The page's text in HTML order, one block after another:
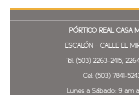
PÓRTICO REAL CASA
ESCALÓN - CALLE EL
Tel: (503) 2263-2415,
Cel: (503) 7841-
Lunes a Sábado: 9 am